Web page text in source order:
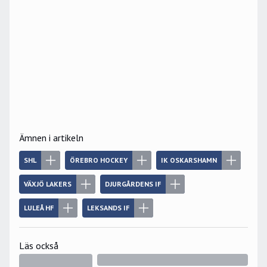
Ämnen i artikeln
SHL ÖREBRO HOCKEY IK OSKARSHAMN
VÄXJÖ LAKERS DJURGÅRDENS IF
LULEÅ HF LEKSANDS IF
Läs också